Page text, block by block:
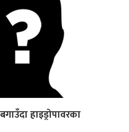
हाइड्रोपावरका